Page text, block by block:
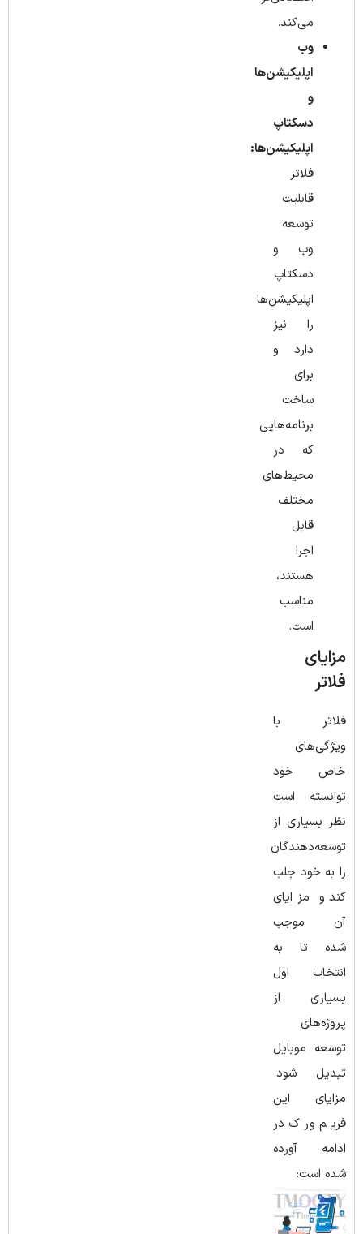
می‌کند.
وب
اپلیکیشن‌ها
دسکتاپ
اپلیکیشن‌ها:
فلاتر
قابلیت
توسعه
وب و
دسکتاپ
اپلیکیشن‌ها
را نیز
دارد و
برای
ساخت
برنامه‌هایی
که در
محیط‌های
مختلف
قابل
اجرا
هستند،
مناسب
است.
مزایای
فلاتر
فلاتر با
ویژگی‌های
خاص خود
توانسته است
نظر بسیاری از
توسعه‌دهندگان
را به خود جلب
کند و مزایای
آن موجب
شده تا به
انتخاب اول
بسیاری از
پروژه‌های
توسعه موبایل
تبدیل شود.
مزایای این
فریم ورک در
ادامه آورده
شده است: